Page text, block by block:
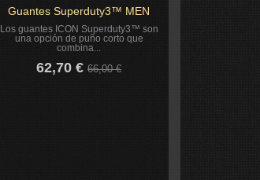
Guantes Superduty3™ MEN
Los guantes ICON Superduty3™ son
una opción de puño corto que
combina...
62,70 €66,00 €